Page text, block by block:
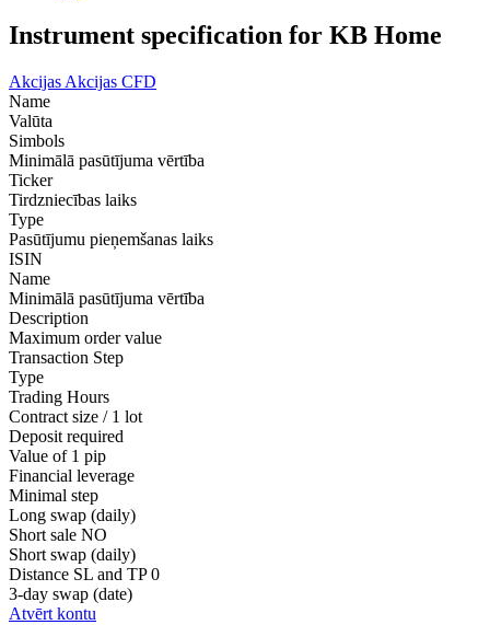
Instrument specification for KB Home
Akcijas Akcijas CFD
Name
Valūta
Simbols
Minimālā pasūtījuma vērtība
Ticker
Tirdzniecības laiks
Type
Pasūtījumu pieņemšanas laiks
ISIN
Name
Minimālā pasūtījuma vērtība
Description
Maximum order value
Transaction Step
Type
Trading Hours
Contract size / 1 lot
Deposit required
Value of 1 pip
Financial leverage
Minimal step
Long swap (daily)
Short sale NO
Short swap (daily)
Distance SL and TP 0
3-day swap (date)
Atvērt kontu